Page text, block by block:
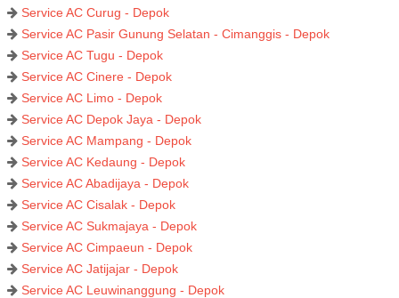
Service AC Curug - Depok
Service AC Pasir Gunung Selatan - Cimanggis - Depok
Service AC Tugu - Depok
Service AC Cinere - Depok
Service AC Limo - Depok
Service AC Depok Jaya - Depok
Service AC Mampang - Depok
Service AC Kedaung - Depok
Service AC Abadijaya - Depok
Service AC Cisalak - Depok
Service AC Sukmajaya - Depok
Service AC Cimpaeun - Depok
Service AC Jatijajar - Depok
Service AC Leuwinanggung - Depok